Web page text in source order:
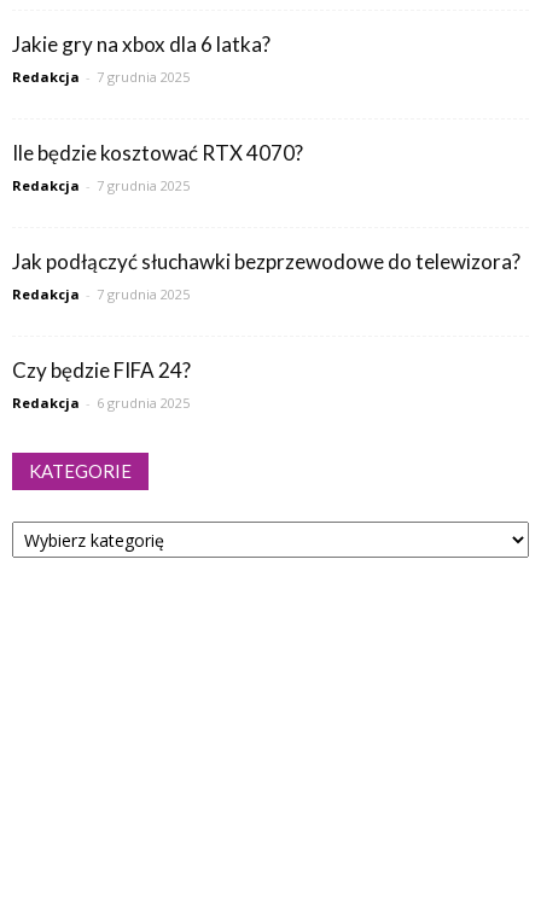
Jakie gry na xbox dla 6 latka?
Redakcja - 7 grudnia 2025
Ile będzie kosztować RTX 4070?
Redakcja - 7 grudnia 2025
Jak podłączyć słuchawki bezprzewodowe do telewizora?
Redakcja - 7 grudnia 2025
Czy będzie FIFA 24?
Redakcja - 6 grudnia 2025
KATEGORIE
Kategorie